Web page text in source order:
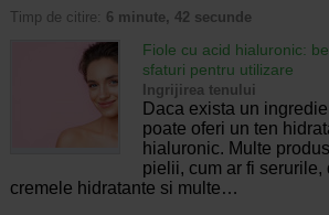
Timp de citire: 6 minute, 42 secunde
Fiole cu acid hialuronic:
sfaturi pentru utilizare
Ingrijirea tenului
Daca exista un
poate oferi un ten
hialuronic. Multe
pielii, cum ar fi serurile,
cremele hidratante si multe…